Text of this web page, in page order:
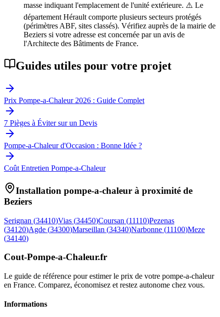
masse indiquant l'emplacement de l'unité extérieure. ⚠️ Le
département Hérault comporte plusieurs secteurs protégés
(périmètres ABF, sites classés). Vérifiez auprès de la mairie de
Beziers si votre adresse est concernée par un avis de
l'Architecte des Bâtiments de France.
Guides utiles pour votre projet
Prix Pompe-a-Chaleur 2026 : Guide Complet
7 Pièges à Éviter sur un Devis
Pompe-a-Chaleur d'Occasion : Bonne Idée ?
Coût Entretien Pompe-a-Chaleur
Installation pompe-a-chaleur à proximité de
Beziers
Serignan (34410)Vias (34450)Coursan (11110)Pezenas
(34120)Agde (34300)Marseillan (34340)Narbonne (11100)Meze
(34140)
Cout-Pompe-a-Chaleur.fr
Le guide de référence pour estimer le prix de votre pompe-a-chaleur
en France. Comparez, économisez et restez autonome chez vous.
Informations